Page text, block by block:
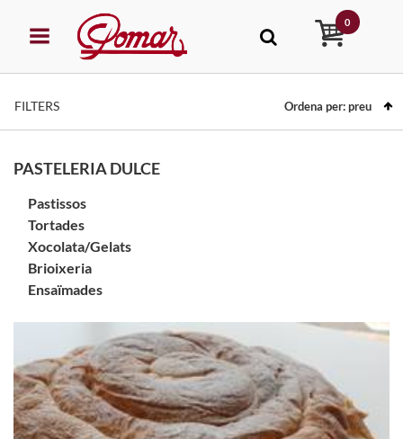
0
FILTERS Ordena per:preu
PASTELERIA DULCE
Pastissos
Tortades
Xocolata/Gelats
Brioixeria
Ensaïmades